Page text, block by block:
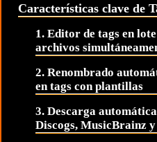
Características clave de
1. Editor de tags en
archivos
2. Renombrado
en tags con plantillas
3. Descarga
Discogs, MusicBrainz